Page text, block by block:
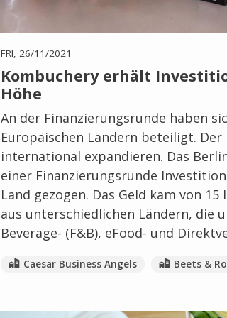
FRI, 26/11/2021
Kombuchery erhält
Höhe
An der Finanzierungsrunde haben
Europäischen Ländern beteiligt.
international expandieren. Das
einer Finanzierungsrunde
Land gezogen. Das Geld kam von
aus unterschiedlichen Ländern, die
Beverage- (F&B), eFood- und
Caesar Business Angels Beets &